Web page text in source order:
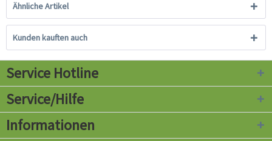
Ähnliche Artikel
Kunden kauften auch
Service Hotline
Service/Hilfe
Informationen